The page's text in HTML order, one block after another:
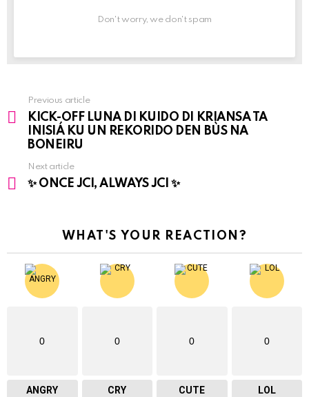
Don't worry, we don't spam
See
more
Previous article
KICK-OFF LUNA DI KUIDO DI KRIANSA TA
INISIÁ KU UN REKORIDO DEN BÙS NA
BONEIRU
Next article
✨ ONCE JCI, ALWAYS JCI ✨
WHAT'S YOUR REACTION?
0
ANGRY
0
CRY
0
CUTE
0
LOL